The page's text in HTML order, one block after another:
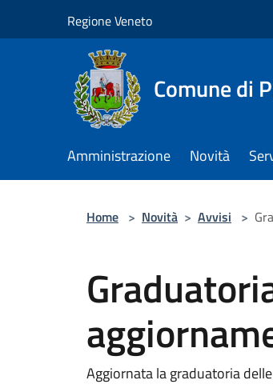
Regione Veneto
Comune di
Amministrazione Novità
Home > Novità > Avvisi >
Aggiornata la graduatoria